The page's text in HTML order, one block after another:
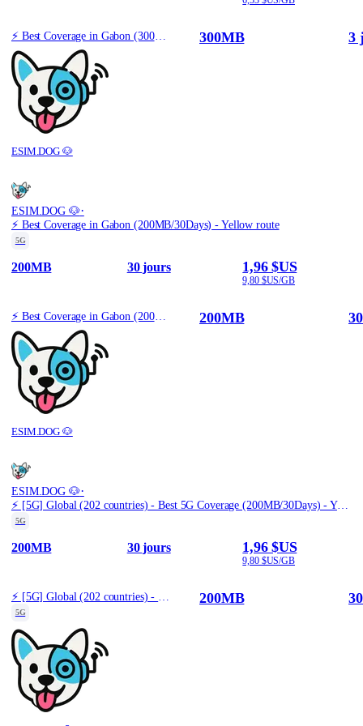
⚡️ Best Coverage in Gabon (300MB/3Days) - Yellow route
ESIM.DOG 🐶
300MB 3
ESIM.DOG 🐶·
⚡️ Best Coverage in Gabon (200MB/30Days) - Yellow route
5G
200MB 30 jours 1,96 $US
9,80 $US/GB
⚡️ Best Coverage in Gabon (200MB/30Days) - Yellow route
ESIM.DOG 🐶
200MB
ESIM.DOG 🐶·
⚡️ [5G] Global (202 countries) - Best 5G Coverage (200MB/30Days) - Yellow route
5G
200MB 30 jours 1,96 $US
9,80 $US/GB
5G
200MB